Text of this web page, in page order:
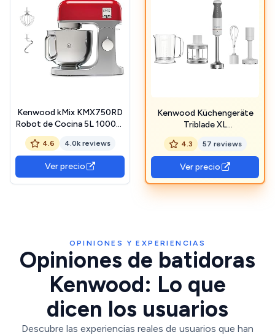
Kenwood kMix KMX750RD
Robot de Cocina 5L 1000W
4.6 4.0k reviews
Ver precio
Kenwood Küchengeräte
Triblade XL
HBM40.306WH - Batidora
de mano, batidora con pie
de acero inoxidable
extraíble con cuchilla de 3
aspas para un puré más
rápido, 850 W, color
4.3 57 reviews
Ver precio
OPINIONES Y EXPERIENCIAS
Opiniones de batidoras
Kenwood: Lo que
dicen los usuarios
Descubre las experiencias reales de usuarios que han